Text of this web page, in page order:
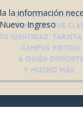
la información
Ingreso